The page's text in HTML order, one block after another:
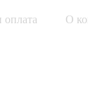
оплата О